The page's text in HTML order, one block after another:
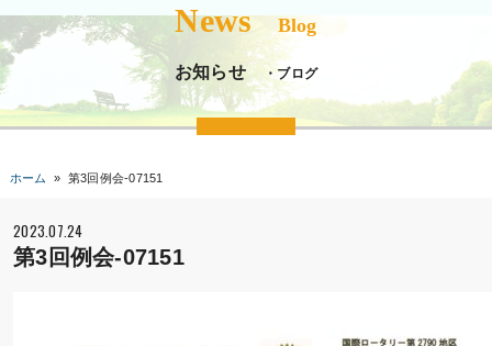
News Blog
お知らせ ・ブログ
ホーム » 第3回例会-07151
2023.07.24
第3回例会-07151